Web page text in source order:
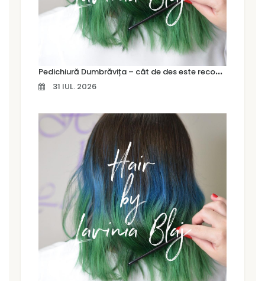
P
edichiură Dumbrăvița – cât de des este recomandat să îți faci o pedichiură profesională
31 IUL. 2026